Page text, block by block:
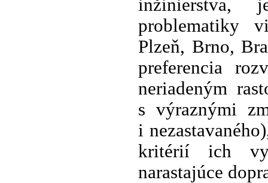
inžinierstva,
problematiky
Plzeň, Brno,
preferencia
neriadeným
s výraznými
i
kritérií ich
narastajúce